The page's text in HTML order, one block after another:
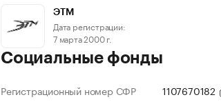
ЭТМ
Дата регистрации:
7 марта 2000 г.
Социальные фонды
Регистрационный номер СФР
1107670182